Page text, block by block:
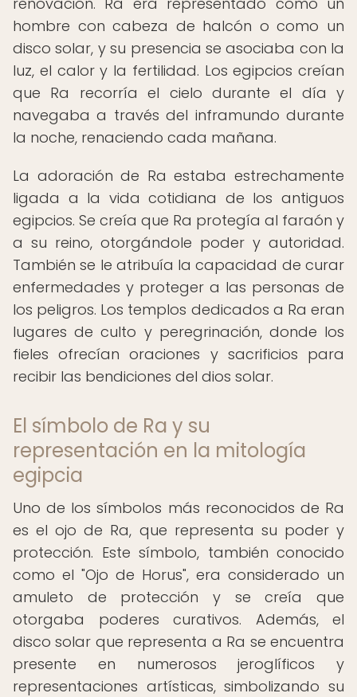
hombre con cabeza de halcón o como un
disco solar, y su presencia se asociaba con la
luz, el calor y la fertilidad. Los egipcios creían
que Ra recorría el cielo durante el día y
navegaba a través del inframundo durante
la noche, renaciendo cada mañana.
La adoración de Ra estaba estrechamente
ligada a la vida cotidiana de los antiguos
egipcios. Se creía que Ra protegía al faraón y
a su reino, otorgándole poder y autoridad.
También se le atribuía la capacidad de curar
enfermedades y proteger a las personas de
los peligros. Los templos dedicados a Ra eran
lugares de culto y peregrinación, donde los
fieles ofrecían oraciones y sacrificios para
recibir las bendiciones del dios solar.
El símbolo de Ra y su
representación en la mitología
egipcia
Uno de los símbolos más reconocidos de Ra
es el ojo de Ra, que representa su poder y
protección. Este símbolo, también conocido
como el "Ojo de Horus", era considerado un
amuleto de protección y se creía que
otorgaba poderes curativos. Además, el
disco solar que representa a Ra se encuentra
presente en numerosos jeroglíficos y
representaciones artísticas, simbolizando su